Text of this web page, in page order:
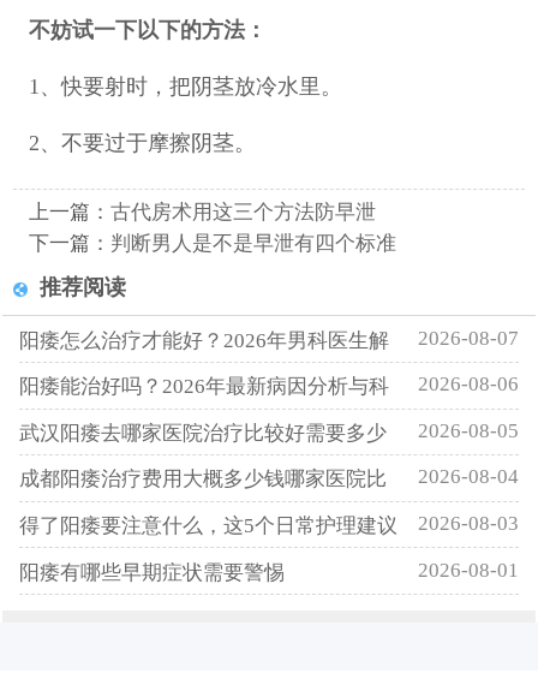
不妨试一下以下的方法：
1、快要射时，把阴茎放冷水里。
2、不要过于摩擦阴茎。
上一篇： 古代房术用这三个方法防早泄
下一篇： 判断男人是不是早泄有四个标准
推荐阅读
阳痿怎么治疗才能好？2026年男科医生解 2026-08-07
阳痿能治好吗？2026年最新病因分析与科 2026-08-06
武汉阳痿去哪家医院治疗比较好需要多少 2026-08-05
成都阳痿治疗费用大概多少钱哪家医院比 2026-08-04
得了阳痿要注意什么，这5个日常护理建议 2026-08-03
阳痿有哪些早期症状需要警惕 2026-08-01